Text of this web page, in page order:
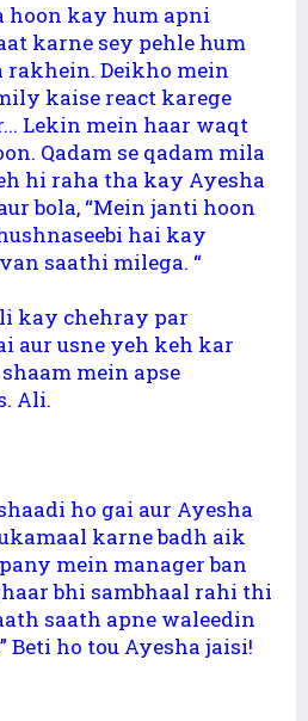
hoon kay hum apni
karne sey pehle hum
rakhein. Deikho mein
kaise react karege
Lekin mein haar waqt
Qadam se qadam mila
hi raha tha kay Ayesha
bola, “Mein janti hoon
hai kay
saathi milega. “
kay chehray par
aur usne yeh keh kar
mein apse
Ali.
ho gai aur Ayesha
karne badh aik
mein manager ban
bhi sambhaal rahi thi
saath apne waleedin
Beti ho tou Ayesha jaisi!